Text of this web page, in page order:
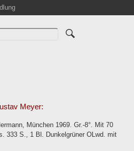
Meyer:
München 1969. Gr.-8°. Mit 70
333 S., 1 Bl. Dunkelgrüner OLwd. mit